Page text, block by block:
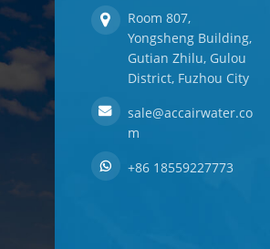
Room 807,
Yongsheng Building,
Gutian Zhilu, Gulou
District, Fuzhou City
sale@accairwater.co
m
+86 18559227773